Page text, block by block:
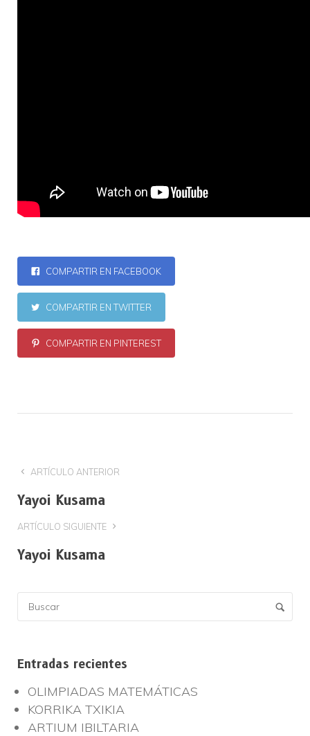
COMPARTIR EN FACEBOOK
COMPARTIR EN TWITTER
COMPARTIR EN PINTEREST
ARTÍCULO ANTERIOR
Yayoi Kusama
ARTÍCULO SIGUIENTE
Yayoi Kusama
Entradas recientes
OLIMPIADAS MATEMÁTICAS
KORRIKA TXIKIA
ARTIUM IBILTARIA